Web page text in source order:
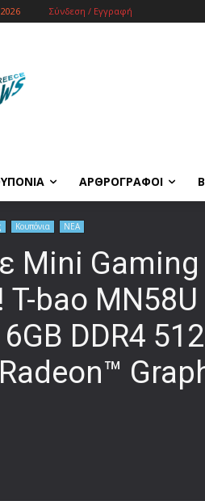
Σύνδεση / Εγγραφή
ΑΡΘΡΟΓΡΑΦΟΙ
Κουπόνια ΝΕΑ
Mini
bao MN58U
DDR4